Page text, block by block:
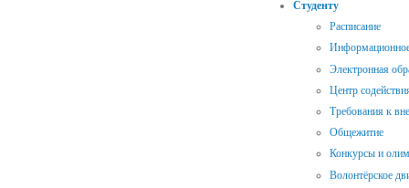
Студенту
Расписание
Информационное
Электронная
Центр
Требования к
Общежитие
Конкурсы и
Волонтёрское